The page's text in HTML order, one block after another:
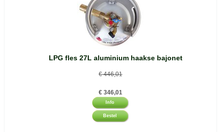
LPG fles 27L aluminium haakse bajonet
€446,01
€ 346,01
Info
Bestel